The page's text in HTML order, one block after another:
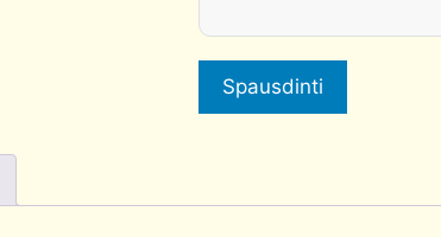
Spausdinti